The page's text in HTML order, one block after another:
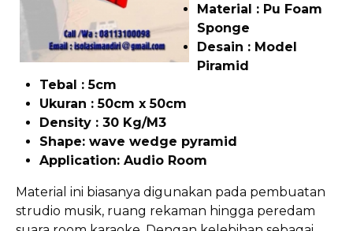
Material : Pu Foam
Sponge
Desain : Model
Piramid
Tebal : 5cm
Ukuran : 50cm x 50cm
Density : 30 Kg/M3
Shape: wave wedge pyramid
Application: Audio Room
Material ini biasanya digunakan pada pembuatan
strudio musik, ruang rekaman hingga peredam